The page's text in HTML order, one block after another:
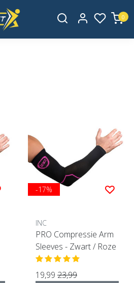
0
-17%
INC
PRO Compressie Arm
Sleeves - Zwart / Roze
19,99 23,99